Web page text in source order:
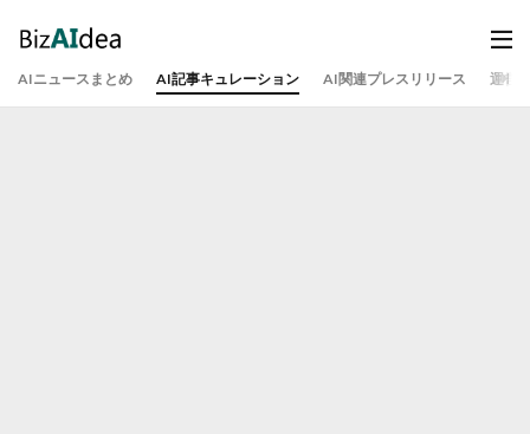
AIニュースまとめ AI記事キュレーション AI関連プレスリリース 運営